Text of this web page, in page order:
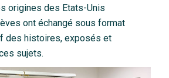
origines des Etats-Unis
ont échangé sous format
des histoires, exposés et
sujets.